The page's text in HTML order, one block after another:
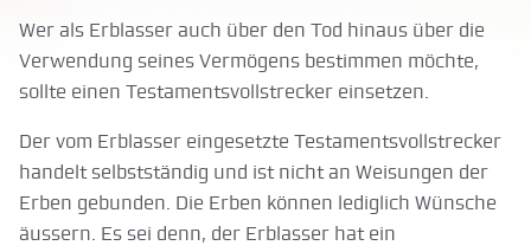
Wer als Erblasser auch über den Tod hinaus über die
Verwendung seines Vermögens bestimmen möchte,
sollte einen Testamentsvollstrecker einsetzen.
Der vom Erblasser eingesetzte Testamentsvollstrecker
handelt selbstständig und ist nicht an Weisungen der
Erben gebunden. Die Erben können lediglich Wünsche
äussern. Es sei denn, der Erblasser hat ein